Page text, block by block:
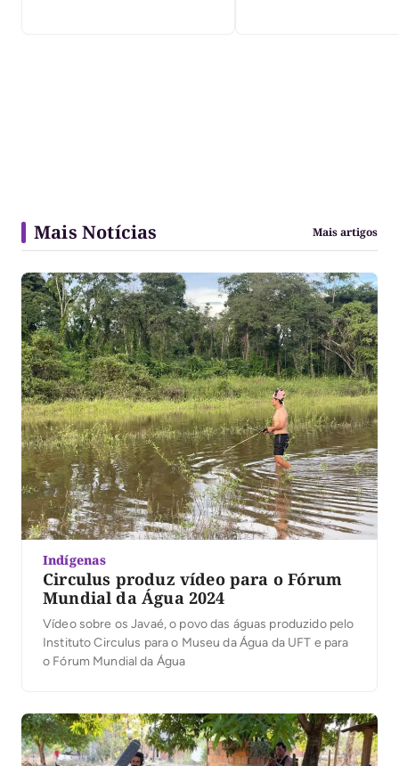
Mais Notícias Mais artigos
Indígenas
Circulus produz vídeo para o Fórum
Mundial da Água 2024
Vídeo sobre os Javaé, o povo das águas produzido pelo
Instituto Circulus para o Museu da Água da UFT e para
o Fórum Mundial da Água